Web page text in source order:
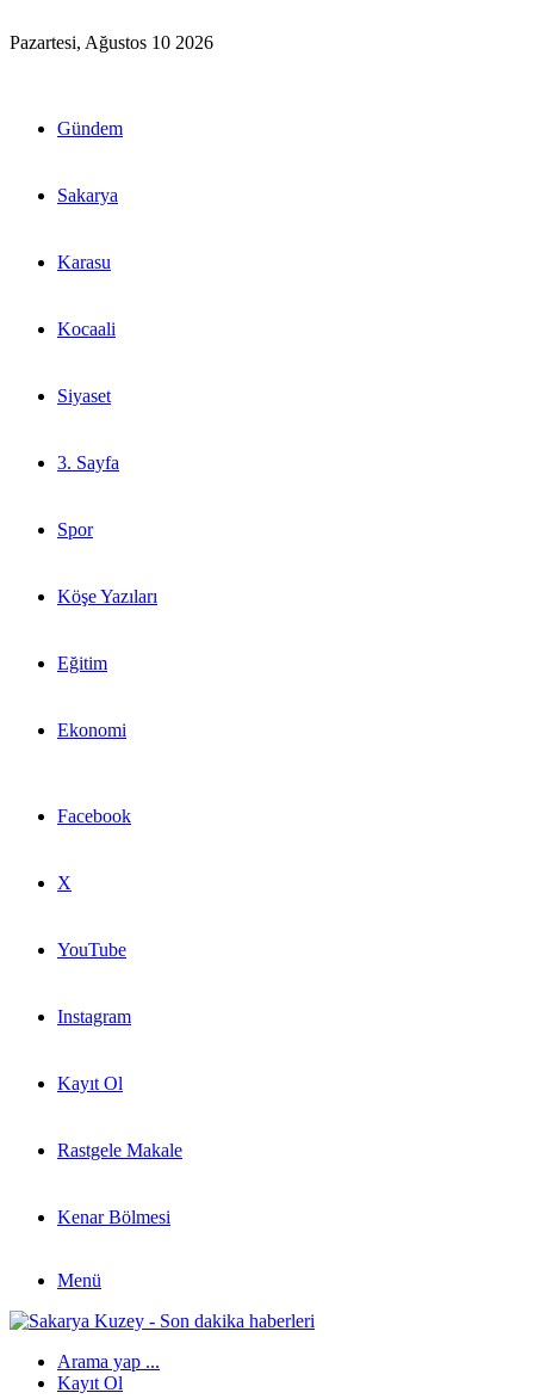
Pazartesi, Ağustos 10 2026
Gündem
Sakarya
Karasu
Kocaali
Siyaset
3. Sayfa
Spor
Köşe Yazıları
Eğitim
Ekonomi
Facebook
X
YouTube
Instagram
Kayıt Ol
Rastgele Makale
Kenar Bölmesi
Menü
Arama yap ...
Kayıt Ol